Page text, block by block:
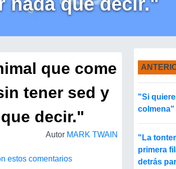
que come
tener sed y
decir."
Autor MARK TWAIN
estos comentarios
"Si
colmena"
"La
primera
detrás